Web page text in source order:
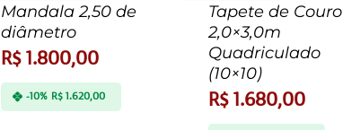
Mandala 2,50 de
diâmetro
R$1.800,00
-10% R$ 1.620,00
Tapete de Couro
2,0×3,0m
Quadriculado
(10×10)
R$1.680,00